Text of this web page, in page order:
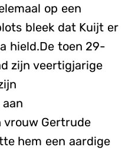
op een
bleek dat Kuijt er
hield.De toen 29-
zijn veertigjarige
vrouw Gertrude
hem een aardige